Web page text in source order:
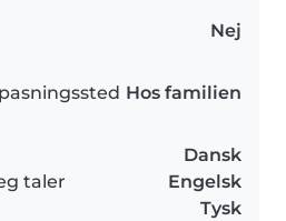
Nej
Hos familien
taler
Dansk
Engelsk
Tysk